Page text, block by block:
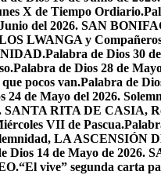
X de Tiempo Ordiario.
del 2026. SAN
LWANGA y
Palabra de Dios 30
Palabra de Dios 28 de
pocos van.Palabra de
24 de Mayo del 2026.
SANTA RITA DE CASIA,
VII de Pascua.
LA ASCENSIÓN
Dios 14 de Mayo de 2026.
“El vive” segunda carta